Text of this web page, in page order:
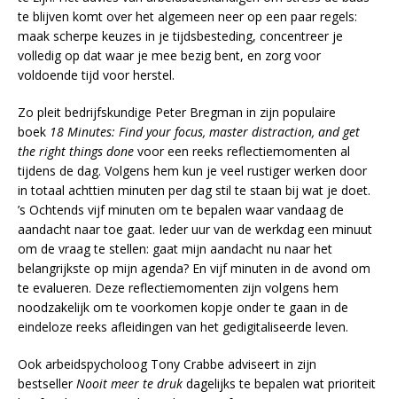
te blijven komt over het algemeen neer op een paar regels:
maak scherpe keuzes in je tijdsbesteding, concentreer je
volledig op dat waar je mee bezig bent, en zorg voor
voldoende tijd voor herstel.
Zo pleit bedrijfskundige Peter Bregman in zijn populaire
boek 18 Minutes: Find your focus, master distraction, and get
the right things done voor een reeks reflectiemomenten al
tijdens de dag. Volgens hem kun je veel rustiger werken door
in totaal achttien minuten per dag stil te staan bij wat je doet.
’s Ochtends vijf minuten om te bepalen waar vandaag de
aandacht naar toe gaat. Ieder uur van de werkdag een minuut
om de vraag te stellen: gaat mijn aandacht nu naar het
belangrijkste op mijn agenda? En vijf minuten in de avond om
te evalueren. Deze reflectiemomenten zijn volgens hem
noodzakelijk om te voorkomen kopje onder te gaan in de
eindeloze reeks afleidingen van het gedigitaliseerde leven.
Ook arbeidspycholoog Tony Crabbe adviseert in zijn
bestsellerNooit meer te druk dagelijks te bepalen wat prioriteit